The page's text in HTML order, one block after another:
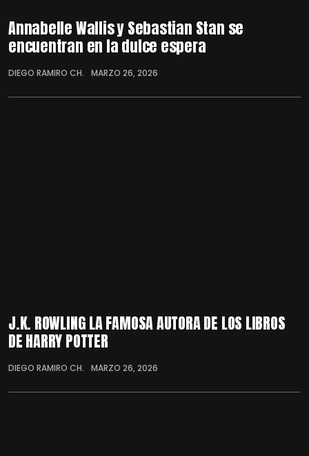
Annabelle Wallis y Sebastian Stan se
encuentran en la dulce espera
DIEGO RAMIRO CH. MARZO 26, 2026
J.K. ROWLING LA FAMOSA AUTORA DE LOS LIBROS
DE HARRY POTTER
DIEGO RAMIRO CH. MARZO 26, 2026